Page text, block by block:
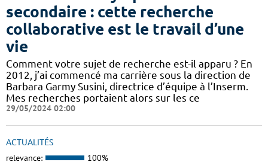
secondaire : cette recherche
collaborative est le travail d’une
vie
Comment votre sujet de recherche est-il apparu ? En
2012, j’ai commencé ma carrière sous la direction de
Barbara Garmy Susini, directrice d’équipe à l’Inserm.
Mes recherches portaient alors sur les ce
29/05/2024 02:00
ACTUALITÉS
relevance: 100%